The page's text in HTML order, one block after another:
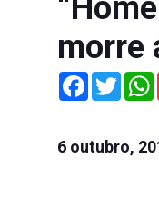
morre
Facebook
6 outubro,